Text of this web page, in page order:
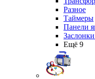
Разное
Таймеры
Панели
Ещё 9